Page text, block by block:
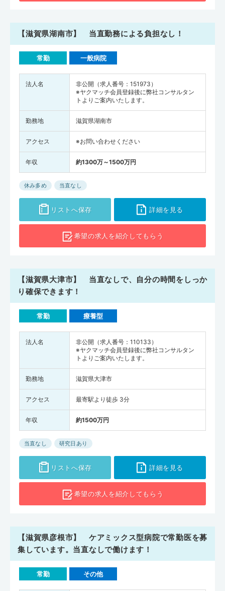
【滋賀県湖南市】 当直勤務による負担なし！
常勤 一般病院
法人名
非公開（求人番号：151973）
※ヤクマッチ会員登録後に弊社コンサルタン
トよりご案内いたします。
勤務地 滋賀県湖南市
アクセス ※お問い合わせください
年収 約1300万～1500万円
休み多め 当直なし
リストへ保存 詳細を見る
希望の求人を紹介してもらう
【滋賀県大津市】 当直なしで、自分の時間をしっか
り確保できます！
常勤 療養型
法人名
非公開（求人番号：110133）
※ヤクマッチ会員登録後に弊社コンサルタン
トよりご案内いたします。
勤務地 滋賀県大津市
アクセス 最寄駅より徒歩 3分
年収 約1500万円
当直なし 研究日あり
リストへ保存 詳細を見る
希望の求人を紹介してもらう
【滋賀県彦根市】 ケアミックス型病院で常勤医を募
集しています。当直なしで働けます！
常勤 その他